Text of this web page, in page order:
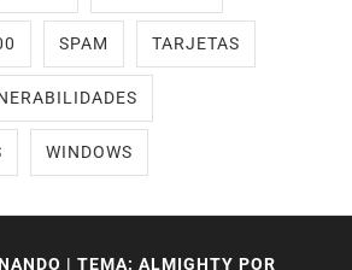
SPAM TARJETAS
WINDOWS
| TEMA: ALMIGHTY POR